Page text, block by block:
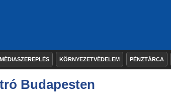
MÉDIASZEREPLÉS KÖRNYEZETVÉDELEM PÉNZTÁRCA
Budapesten